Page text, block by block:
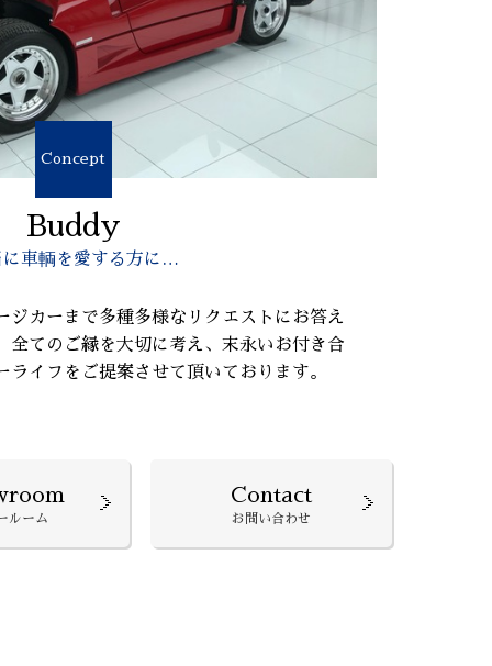
Concept
Buddy
に車輌を愛する方に…
ジカーまで多種多様なリクエストにお答え
全てのご縁を大切に考え、末永いお付き合
ライフをご提案させて頂いております。
ルーム
Contact
お問い合わせ